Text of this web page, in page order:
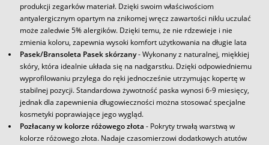
produkcji zegarków materiał. Dzięki swoim właściwościom
antyalergicznym opartym na znikomej wręcz zawartości niklu uczulać
może zaledwie 5% alergików. Dzięki temu, że nie rdzewieje i nie
zmienia koloru, zapewnia wysoki komfort użytkowania na długie lata
Pasek/Bransoleta Pasek skórzany- Wykonany z naturalnej, miękkiej
skóry, która idealnie układa się na nadgarstku. Dzięki odpowiedniemu
wyprofilowaniu przylega do ręki jednocześnie utrzymując kopertę w
stabilnej pozycji. Standardowa żywotność paska wynosi 6-9 miesięcy,
jednak dla zapewnienia długowieczności można stosować specjalne
kosmetyki poprawiające jego wygląd.
Pozłacany w kolorze różowego złota - Pokryty trwałą warstwą w
kolorze różowego złota. Nadaje czasomierzowi dodatkowych atutów